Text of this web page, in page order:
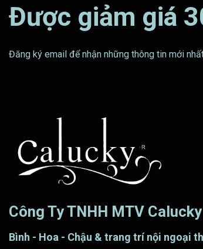
Được giảm giá
Đăng ký email để nhận những thông tin mới
Công Ty TNHH MTV Calucky
Bình - Hoa - Chậu & trang trí nội ngoại